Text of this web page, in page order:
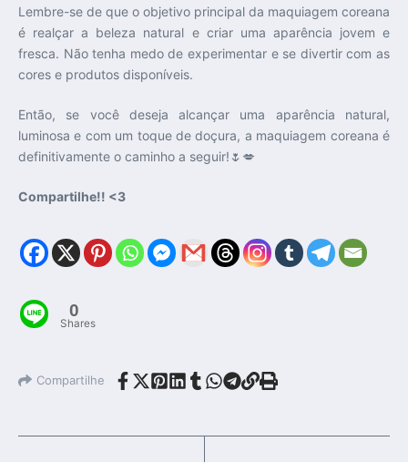
Lembre-se de que o objetivo principal da maquiagem coreana
é realçar a beleza natural e criar uma aparência jovem e
fresca. Não tenha medo de experimentar e se divertir com as
cores e produtos disponíveis.
Então, se você deseja alcançar uma aparência natural,
luminosa e com um toque de doçura, a maquiagem coreana é
definitivamente o caminho a seguir!🌷💋
Compartilhe!! <3
0
Shares
Compartilhe